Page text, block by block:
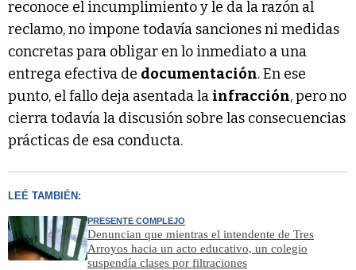
reconoce el incumplimiento y le da la razón al
reclamo, no impone todavía sanciones ni medidas
concretas para obligar en lo inmediato a una
entrega efectiva de documentación. En ese
punto, el fallo deja asentada la infracción, pero no
cierra todavía la discusión sobre las consecuencias
prácticas de esa conducta.
LEÉ TAMBIÉN:
PRESENTE COMPLEJO
Denuncian que mientras el intendente de Tres
Arroyos hacia un acto educativo, un colegio
suspendía clases por filtraciones